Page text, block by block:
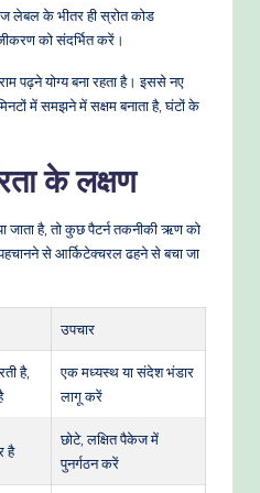
लेबल के भीतर ही स्रोत कोड
को संदर्भित करें।
पढ़ने योग्य बना रहता है। इससे नए
में समझने में सक्षम बनाता है, घंटों के
के लक्षण
जाता है, तो कुछ पैटर्न तकनीकी ऋण को
से आर्किटेक्चरल ढहने से बचा जा
उपचार
है,
एक मध्यस्थ या संदेश भंडार
लागू करें
है
छोटे, लक्षित पैकेज में
पुनर्गठन करें